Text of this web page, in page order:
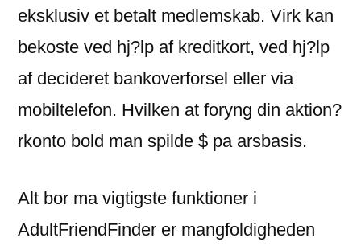
eksklusiv et betalt medlemskab. Virk kan
bekoste ved hj?lp af kreditkort, ved hj?lp
af decideret bankoverforsel eller via
mobiltelefon. Hvilken at foryng din aktion?
rkonto bold man spilde $ pa arsbasis.
Alt bor ma vigtigste funktioner i
AdultFriendFinder er mangfoldigheden